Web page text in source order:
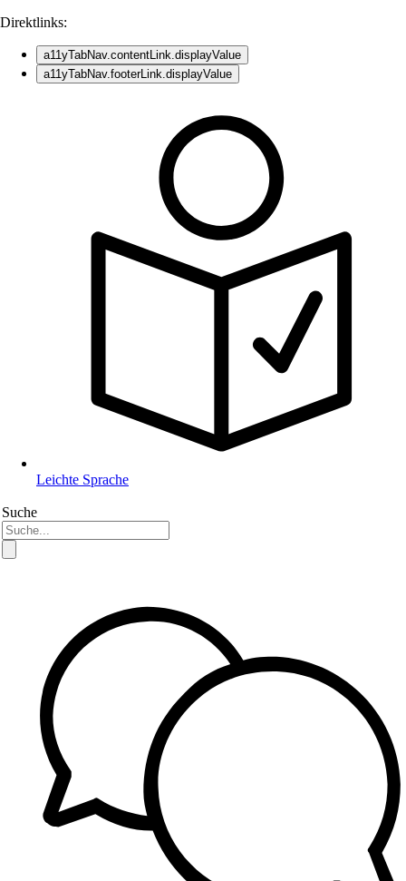
Direktlinks:
a11yTabNav.contentLink.displayValue
a11yTabNav.footerLink.displayValue
Leichte Sprache
Suche